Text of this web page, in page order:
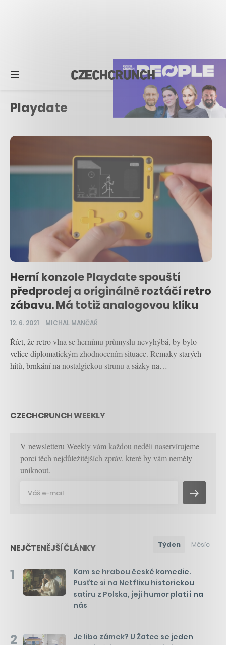
Playdate
Herní konzole Playdate spouští
předprodej a originálně roztáčí retro
zábavu. Má totiž analogovou kliku
12. 6. 2021– MICHAL MANČAŘ
Říct, že retro vlna se hernímu průmyslu nevyhýbá, by bylo
velice diplomatickým zhodnocením situace. Remaky starých
hitů, brnkání na nostalgickou strunu a sázky na…
CZECHCRUNCH WEEKLY
V newsletteru Weekly vám každou neděli naservírujeme
porci těch nejdůležitějších zpráv, které by vám neměly
uniknout.
NEJČTENĚJŠÍ ČLÁNKY Týden Měsíc
1
Kam se hrabou české komedie.
Pusťte si na Netflixu historickou
satiru z Polska, její humor platí i na
nás
2
Je libo zámek? U Žatce se jeden